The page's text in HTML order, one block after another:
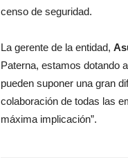
censo de seguridad.
La gerente de la entidad,
Paterna, estamos dotando
pueden suponer una gran
colaboración de todas las
máxima implicación”.